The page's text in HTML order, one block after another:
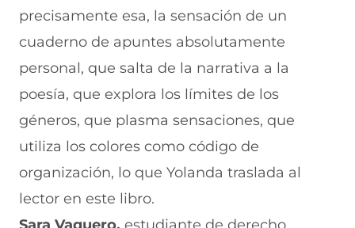
precisamente esa, la sensación de un
cuaderno de apuntes absolutamente
personal, que salta de la narrativa a la
poesía, que explora los límites de los
géneros, que plasma sensaciones, que
utiliza los colores como código de
organización, lo que Yolanda traslada al
lector en este libro.